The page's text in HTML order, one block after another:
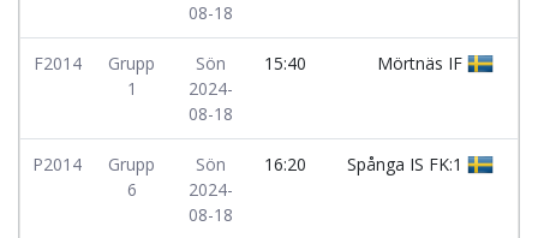
08-18
F2014
Grupp
1
Sön
2024-
08-18
15:40 Mörtnäs IF
P2014
Grupp
6
Sön
2024-
08-18
16:20 Spånga IS FK:1